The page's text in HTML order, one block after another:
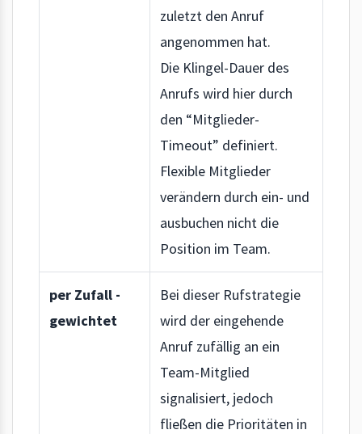
zuletzt den Anruf
angenommen hat.
Die Klingel-Dauer des
Anrufs wird hier durch
den “Mitglieder-
Timeout” definiert.
Flexible Mitglieder
verändern durch ein- und
ausbuchen nicht die
Position im Team.
per Zufall -
gewichtet
Bei dieser Rufstrategie
wird der eingehende
Anruf zufällig an ein
Team-Mitglied
signalisiert, jedoch
fließen die Prioritäten in